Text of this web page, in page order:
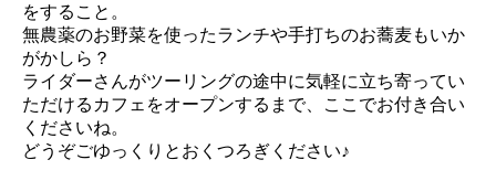
をすること。
無農薬のお野菜を使ったランチや手打ちのお蕎麦もいか
がかしら？
ライダーさんがツーリングの途中に気軽に立ち寄ってい
ただけるカフェをオープンするまで、ここでお付き合い
くださいね。
どうぞごゆっくりとおくつろぎください♪